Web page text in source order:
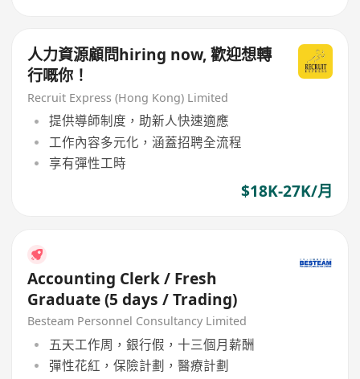
人力資源顧問hiring now, 歡迎想轉
行嘅你！
Recruit Express (Hong Kong) Limited
提供導師制度，助新人快速適應
工作內容多元化，涵蓋招聘全流程
享有彈性工時
$18K-27K/月
Accounting Clerk / Fresh
Graduate (5 days / Trading)
Besteam Personnel Consultancy Limited
五天工作周，銀行假，十三個月薪酬
彈性花紅，保險計劃，醫療計劃